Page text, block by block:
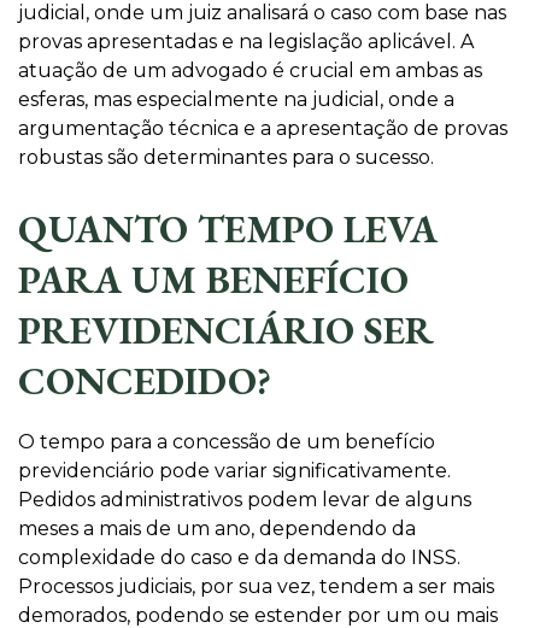
judicial, onde um juiz analisará o caso com base nas
provas apresentadas e na legislação aplicável. A
atuação de um advogado é crucial em ambas as
esferas, mas especialmente na judicial, onde a
argumentação técnica e a apresentação de provas
robustas são determinantes para o sucesso.
QUANTO TEMPO LEVA
PARA UM BENEFÍCIO
PREVIDENCIÁRIO SER
CONCEDIDO?
O tempo para a concessão de um benefício
previdenciário pode variar significativamente.
Pedidos administrativos podem levar de alguns
meses a mais de um ano, dependendo da
complexidade do caso e da demanda do INSS.
Processos judiciais, por sua vez, tendem a ser mais
demorados, podendo se estender por um ou mais